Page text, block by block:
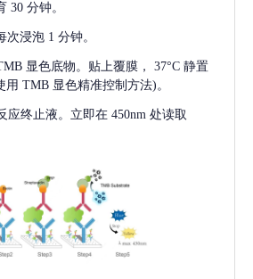
30 分钟。
次浸泡 1 分钟。
显色底物。贴上覆膜， 37°C 静置
用 TMB 显色精准控制方法)。
应终止液。立即在 450nm 处读取